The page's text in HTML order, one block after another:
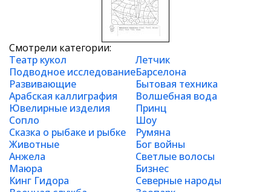
Смотрели категории:
Театр кукол
Летчик
Подводное исследованиеБарселона
Развивающие
Бытовая техника
Арабская каллиграфия
Волшебная вода
Ювелирные изделия
Принц
Сопло
Шоу
Сказка о рыбаке и рыбке
Румяна
Животные
Бог войны
Анжела
Светлые волосы
Маюра
Бизнес
Кинг Гидора
Северные народы